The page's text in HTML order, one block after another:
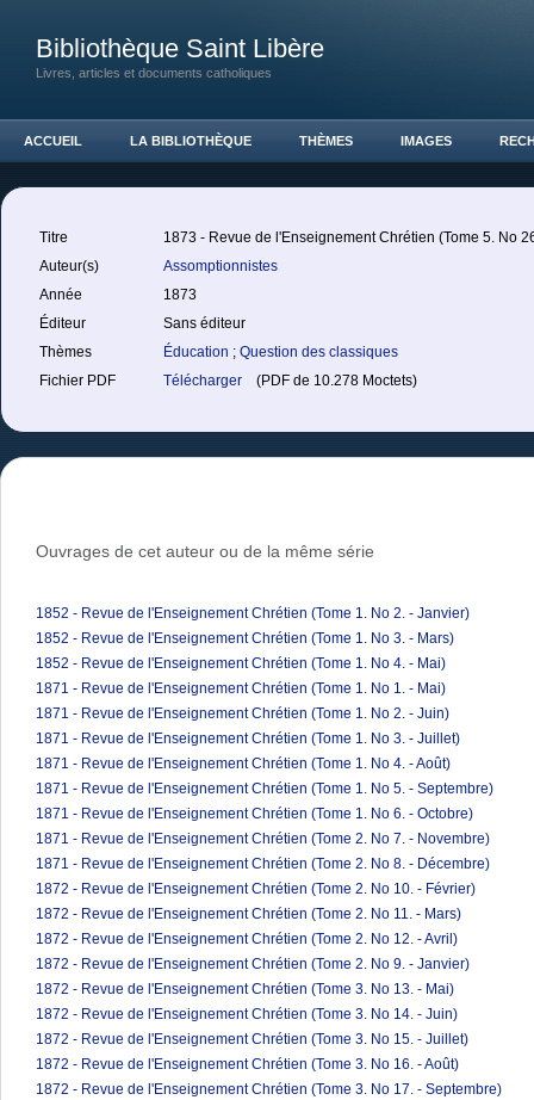
Bibliothèque Saint Libère
Livres, articles et documents catholiques
ACCUEIL LA BIBLIOTHÈQUE THÈMES IMAGES
Titre
1873 - Revue de l'Enseignement Chrétien (Tome 5. No
Auteur(s)
Assomptionnistes
Année
1873
Éditeur
Sans éditeur
Thèmes
Éducation ; Question des classiques
Fichier PDF
Télécharger (PDF de 10.278 Moctets)
Ouvrages de cet auteur ou de la même série
1852 - Revue de l'Enseignement Chrétien (Tome 1. No 2. - Janvier)
1852 - Revue de l'Enseignement Chrétien (Tome 1. No 3. - Mars)
1852 - Revue de l'Enseignement Chrétien (Tome 1. No 4. - Mai)
1871 - Revue de l'Enseignement Chrétien (Tome 1. No 1. - Mai)
1871 - Revue de l'Enseignement Chrétien (Tome 1. No 2. - Juin)
1871 - Revue de l'Enseignement Chrétien (Tome 1. No 3. - Juillet)
1871 - Revue de l'Enseignement Chrétien (Tome 1. No 4. - Août)
1871 - Revue de l'Enseignement Chrétien (Tome 1. No 5. - Septembre)
1871 - Revue de l'Enseignement Chrétien (Tome 1. No 6. - Octobre)
1871 - Revue de l'Enseignement Chrétien (Tome 2. No 7. - Novembre)
1871 - Revue de l'Enseignement Chrétien (Tome 2. No 8. - Décembre)
1872 - Revue de l'Enseignement Chrétien (Tome 2. No 10. - Février)
1872 - Revue de l'Enseignement Chrétien (Tome 2. No 11. - Mars)
1872 - Revue de l'Enseignement Chrétien (Tome 2. No 12. - Avril)
1872 - Revue de l'Enseignement Chrétien (Tome 2. No 9. - Janvier)
1872 - Revue de l'Enseignement Chrétien (Tome 3. No 13. - Mai)
1872 - Revue de l'Enseignement Chrétien (Tome 3. No 14. - Juin)
1872 - Revue de l'Enseignement Chrétien (Tome 3. No 15. - Juillet)
1872 - Revue de l'Enseignement Chrétien (Tome 3. No 16. - Août)
1872 - Revue de l'Enseignement Chrétien (Tome 3. No 17. - Septembre)